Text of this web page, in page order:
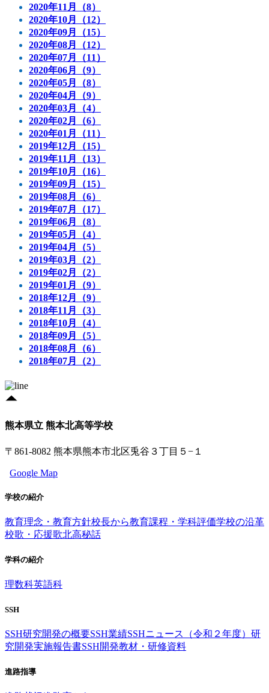
2020年11月（8）
2020年10月（12）
2020年09月（15）
2020年08月（12）
2020年07月（11）
2020年06月（9）
2020年05月（8）
2020年04月（9）
2020年03月（4）
2020年02月（6）
2020年01月（11）
2019年12月（15）
2019年11月（13）
2019年10月（16）
2019年09月（15）
2019年08月（6）
2019年07月（17）
2019年06月（8）
2019年05月（4）
2019年04月（5）
2019年03月（2）
2019年02月（2）
2019年01月（9）
2018年12月（9）
2018年11月（3）
2018年10月（4）
2018年09月（5）
2018年08月（6）
2018年07月（2）
熊本県立 熊本北高等学校
〒861-8082 熊本県熊本市北区兎谷３丁目５−１
Google Map
学校の紹介
教育理念・教育方針校長から教育課程・学科評価学校の沿革
校歌・応援歌北高秘話
学科の紹介
理数科英語科
SSH
SSH研究開発の概要SSH業績SSHニュース（令和２年度） 研
究開発実施報告書SSH開発教材・研修資料
進路指導